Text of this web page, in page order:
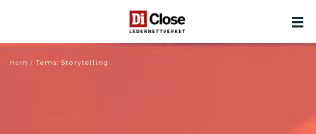
Hem / Tema: Storytelling